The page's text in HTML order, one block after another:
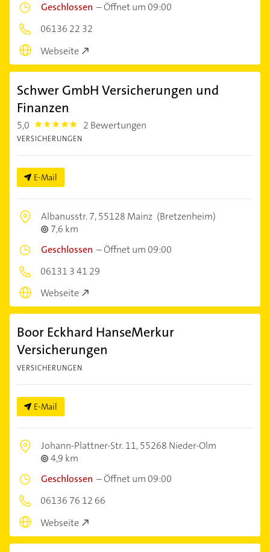
Geschlossen –Öffnet um 09:00
06136 22 32
Webseite
Schwer GmbH Versicherungen und
Finanzen
5,0 5.0 2 Bewertungen
VERSICHERUNGEN
E-Mail
Albanusstr. 7,55128 Mainz (Bretzenheim)
7,6 km
Geschlossen –Öffnet um 09:00
06131 3 41 29
Webseite
Boor Eckhard HanseMerkur
Versicherungen
VERSICHERUNGEN
E-Mail
Johann-Plattner-Str. 11,55268 Nieder-Olm
4,9 km
Geschlossen –Öffnet um 09:00
06136 76 12 66
Webseite